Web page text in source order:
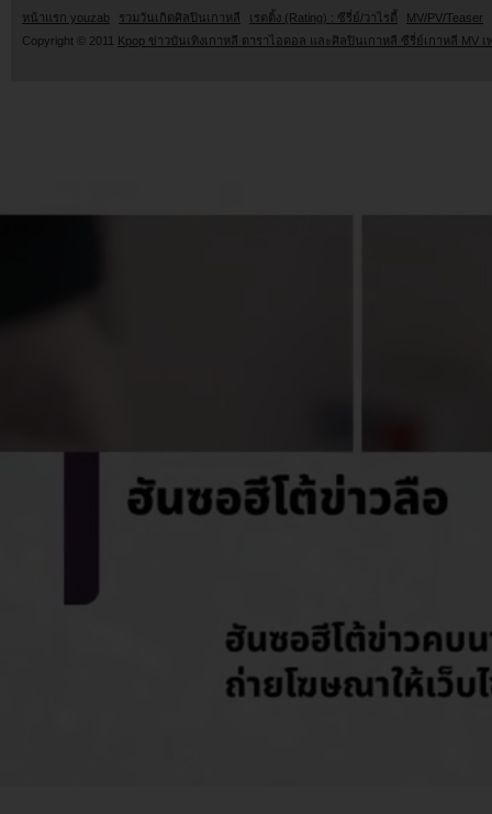
หน้าแรก youzab รวมวันเกิดศิลปินเกาหลี เรตติ้ง (Rating) : ซีรี่ย์/วาไรตี้
MV/PV/Teaser
Copyright © 2011 Kpop ข่าวบันเทิงเกาหลี ดาราไอดอล และศิลปินเกาหลี ซีรี่ย์เกาหลี MV